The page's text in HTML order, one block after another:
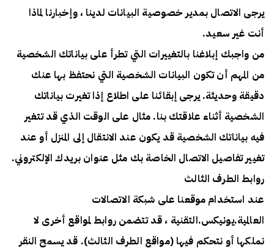
يرجى الاتصال بمدير خصوصية البيانات لدينا ، وإخبارنا لماذا
أنت غير سعيد.
من واجبك إبلاغنا بالتغييرات التي تطرأ على بياناتك الشخصية
من المهم أن تكون البيانات الشخصية التي نحتفظ بها عنك
دقيقة وحديثة. يرجى إبقائنا على اطلاع إذا تغيرت بياناتك
الشخصية أثناء علاقتك بنا. مثال على الوقت الذي قد تتغير
فيه بياناتك الشخصية قد يكون عند الانتقال إلى المنزل أو عند
تغيير تفاصيل الاتصال الخاصة بك مثل عنوان بريدك الإلكتروني.
روابط الطرف الثالث
عند استخدام موقعنا على شبكة الاتصالات
العالمية.يونيكس.التقنية ، قد تتضمن روابط لمواقع أخرى لا
نملكها أو نتحكم فيها (مواقع الطرف الثالث). قد يسمح النقر